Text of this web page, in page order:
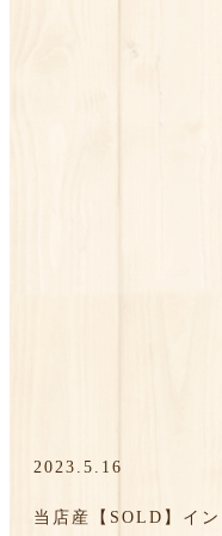
2023.5.16
当店産【SOLD】イ